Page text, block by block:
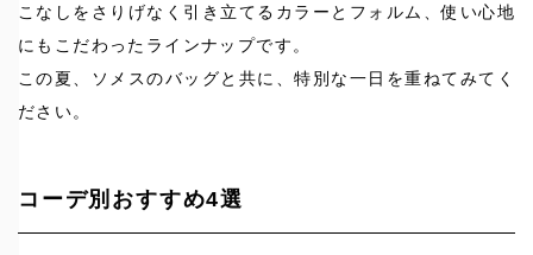
こなしをさりげなく引き立てるカラーとフォルム、使い心地
にもこだわったラインナップです。
この夏、ソメスのバッグと共に、特別な一日を重ねてみてく
ださい。
コーデ別おすすめ4選